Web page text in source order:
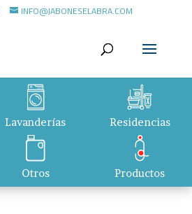
INFO@JABONESELABRA.COM
Lavanderías
Otros
Residencias
Productos